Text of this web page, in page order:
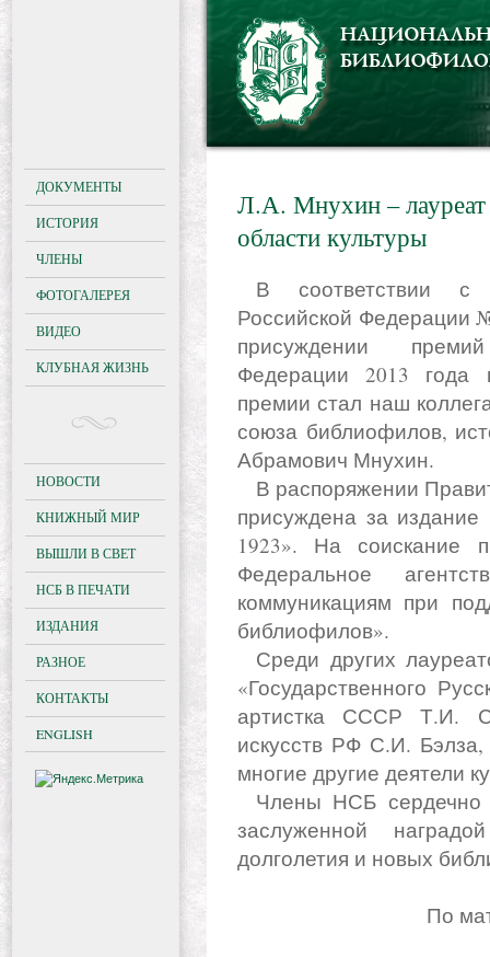
Л.А. Мнухин –
области культуры
В соответствии с распоряжением Правительства
Российской Федерации
присуждении
Федерации 2013 года
премии стал наш
союза библиофилов,
Абрамович Мнухин.
В распоряжении Правительства РФ говорится, что премия
присуждена за
1923». На соискание
Федеральное
коммуникациям при
библиофилов».
Среди других лауреатов премии этого года – директор
«Государственного
артистка СССР Т.И.
искусств РФ С.И.
многие другие деятели
Члены НСБ сердечно поздравляют Льва Абрамовича с
заслуженной
долголетия и новых
По
ДОКУМЕНТЫ
ИСТОРИЯ
ЧЛЕНЫ
ФОТОГАЛЕРЕЯ
ВИДЕО
КЛУБНАЯ ЖИЗНЬ
НОВОСТИ
КНИЖНЫЙ МИР
ВЫШЛИ В СВЕТ
НСБ В ПЕЧАТИ
ИЗДАНИЯ
РАЗНОЕ
КОНТАКТЫ
ENGLISH